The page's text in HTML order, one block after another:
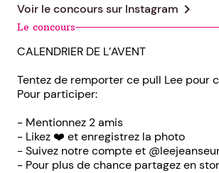
Voir le concours sur Instagram chevron_right
Le concours
CALENDRIER DE L’AVENT
Tentez de remporter ce pull Lee pour
Pour participer:
- Mentionnez 2 amis
- Likez ❤️ et enregistrez la photo
- Suivez notre compte et
- Pour plus de chance partagez en